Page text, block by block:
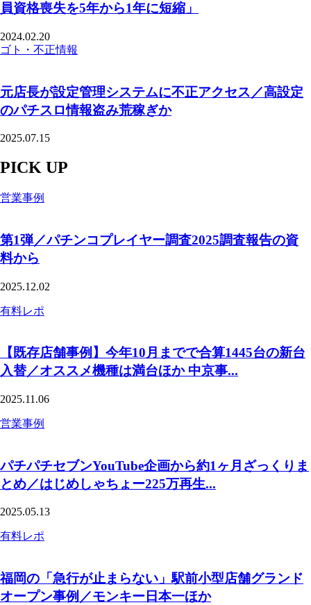
員資格喪失を5年から1年に短縮」
2024.02.20
ゴト・不正情報
元店長が設定管理システムに不正アクセス／高設定
のパチスロ情報盗み荒稼ぎか
2025.07.15
PICK UP
営業事例
第1弾／パチンコプレイヤー調査2025調査報告の資
料から
2025.12.02
有料レポ
【既存店舗事例】今年10月までで合算1445台の新台
入替／オススメ機種は満台ほか 中京事...
2025.11.06
営業事例
パチパチセブンYouTube企画から約1ヶ月ざっくりま
とめ／はじめしゃちょー225万再生...
2025.05.13
有料レポ
福岡の「急行が止まらない」駅前小型店舗グランド
オープン事例／モンキー日本一ほか